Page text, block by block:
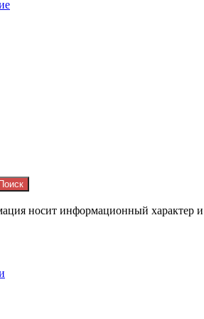
носит информационный характер